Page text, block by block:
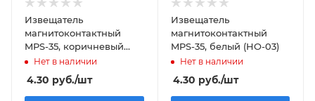
Извещатель
магнитоконтактный
MPS-35, коричневый
(HO-03)
Нет в наличии
4.30 руб./шт
Извещатель
магнитоконтактный
MPS-35, белый (HO-03)
Нет в наличии
4.30 руб./шт